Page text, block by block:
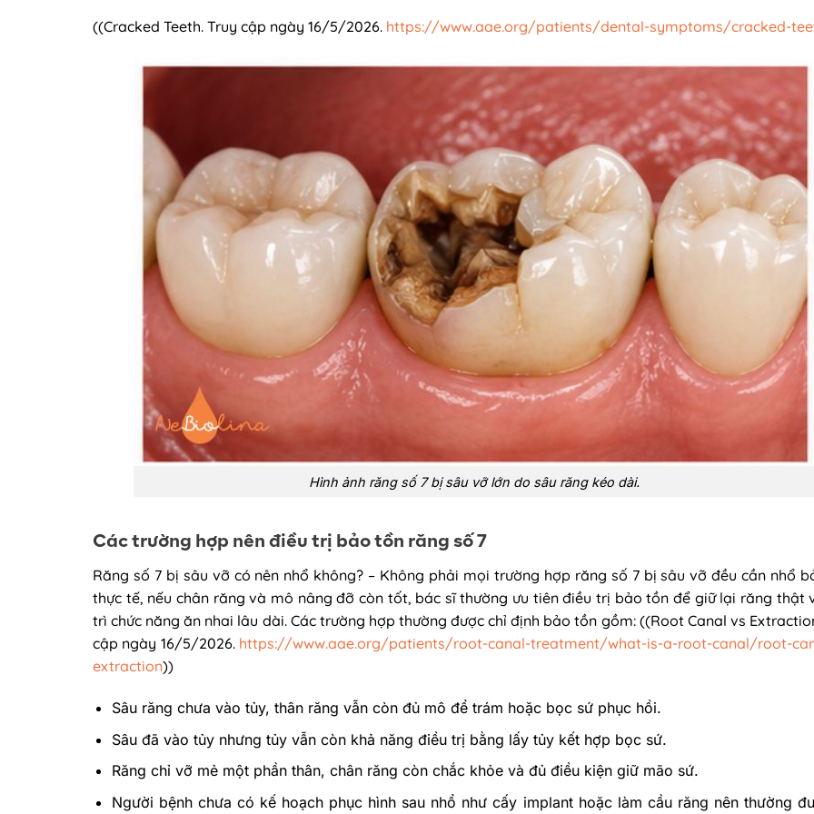
((Cracked Teeth. Truy cập ngày 16/5/2026. https://www.aae.org/patients/dental-symptoms/cracked-
Hình ảnh răng số 7 bị sâu vỡ lớn do sâu răng kéo dài.
Các trường hợp nên điều trị bảo tồn răng số 7
Răng số 7 bị sâu vỡ có nên nhổ không? – Không phải mọi trường hợp răng số 7 bị sâu vỡ đều cần nhổ
thực tế, nếu chân răng và mô nâng đỡ còn tốt, bác sĩ thường ưu tiên điều trị bảo tồn để giữ lại răng thật
trì chức năng ăn nhai lâu dài. Các trường hợp thường được chỉ định bảo tồn gồm: ((Root Canal vs
cập ngày 16/5/2026. https://www.aae.org/patients/root-canal-treatment/what-is-a-root-canal/root-
extraction))
Sâu răng chưa vào tủy, thân răng vẫn còn đủ mô để trám hoặc bọc sứ phục hồi.
Sâu đã vào tủy nhưng tủy vẫn còn khả năng điều trị bằng lấy tủy kết hợp bọc sứ.
Răng chỉ vỡ mẻ một phần thân, chân răng còn chắc khỏe và đủ điều kiện giữ mão sứ.
Người bệnh chưa có kế hoạch phục hình sau nhổ như cấy implant hoặc làm cầu răng nên thường